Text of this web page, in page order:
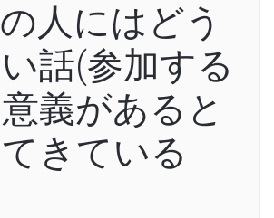
の人にはどう
話(参加する
義があると
きている